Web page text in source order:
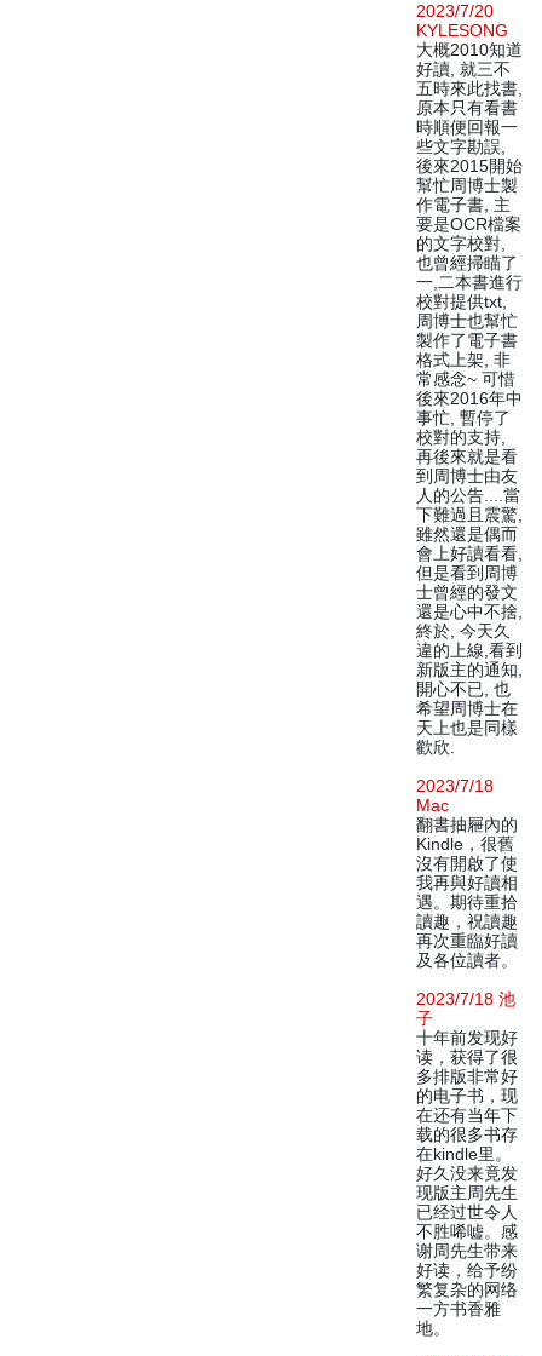
2023/7/20
KYLESONG
大概2010知道
好讀, 就三不
五時來此找書,
原本只有看書
時順便回報一
些文字勘誤,
後來2015開始
幫忙周博士製
作電子書, 主
要是OCR檔案
的文字校對,
也曾經掃瞄了
一,二本書進行
校對提供txt,
周博士也幫忙
製作了電子書
格式上架, 非
常感念~ 可惜
後來2016年中
事忙, 暫停了
校對的支持,
再後來就是看
到周博士由友
人的公告....當
下難過且震驚,
雖然還是偶而
會上好讀看看,
但是看到周博
士曾經的發文
還是心中不捨,
終於, 今天久
違的上線,看到
新版主的通知,
開心不已, 也
希望周博士在
天上也是同樣
歡欣.
2023/7/18
Mac
翻書抽屜內的
Kindle，很舊
沒有開啟了使
我再與好讀相
遇。期待重拾
讀趣，祝讀趣
再次重臨好讀
及各位讀者。
2023/7/18 池
子
十年前发现好
读，获得了很
多排版非常好
的电子书，现
在还有当年下
载的很多书存
在kindle里。
好久没来竟发
现版主周先生
已经过世令人
不胜唏嘘。感
谢周先生带来
好读，给予纷
繁复杂的网络
一方书香雅
地。